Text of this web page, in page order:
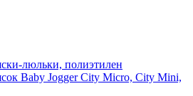
люльки, полиэтилен
Baby Jogger City Micro, City Mini,